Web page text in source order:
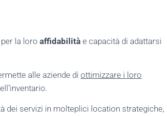
la loro affidabilità e capacità di adattarsi
alle aziende di ottimizzare i loro
dei servizi in molteplici location strategiche,